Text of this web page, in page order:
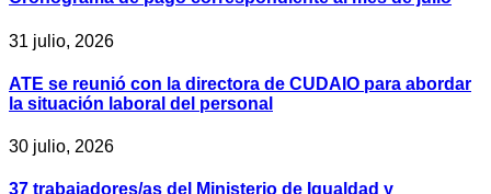
31 julio, 2026
ATE se reunió con la directora de CUDAIO para abordar
la situación laboral del personal
30 julio, 2026
37 trabajadores/as del Ministerio de Igualdad y